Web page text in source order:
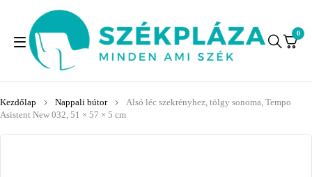
0
Kezdőlap Nappali bútor
Alsó léc szekrényhez, tölgy sonoma, Tempo
Asistent New 032, 51 × 57 × 5 cm